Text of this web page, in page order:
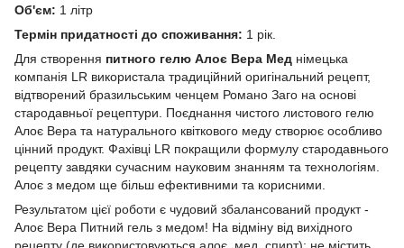
Об'єм: 1 літр
Термін придатності до споживання: 1 рік.
Для створення питного гелю Алоє Вера Мед німецька
компанія LR використала традиційний оригінальний рецепт,
відтворений бразильським ченцем Романо Заго на основі
стародавньої рецептури. Поєднання чистого листового гелю
Алоє Вера та натурального квіткового меду створює особливо
цінний продукт. Фахівці LR покращили формулу стародавнього
рецепту завдяки сучасним науковим знанням та технологіям.
Алоє з медом ще більш ефективними та корисними.
Результатом цієї роботи є чудовий збалансований продукт -
Алоє Вера Питний гель з медом! На відміну від вихідного